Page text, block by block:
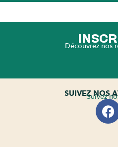
Découvrez nos
SUIVEZ NOS
Suivez